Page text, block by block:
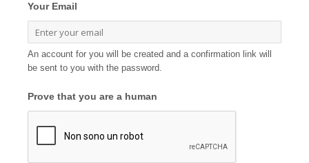
Your Email
An account for you will be created and a confirmation link will
be sent to you with the password.
Prove that you are a human